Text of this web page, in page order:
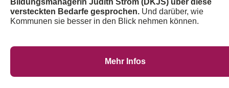
Bildungsmanagerin Judith Strom (D KJS) über diese
versteckten Bedarfe gesprochen. Und darüber, wie
Kommunen sie besser in den Blick nehmen können.
Mehr Infos